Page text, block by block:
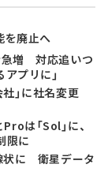
を廃止へ
急増 対応追いつ
プリに」
社」に社名変更
は「Sol」に、
限に
状に 衛星データ